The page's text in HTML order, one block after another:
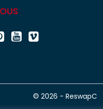
© 2026 - ReswapC